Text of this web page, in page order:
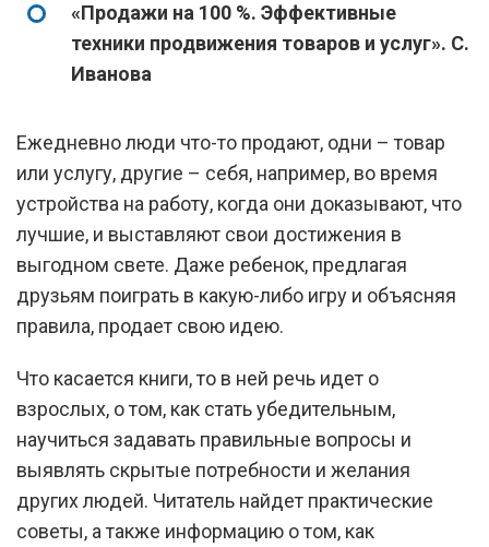
«Продажи на 100 %. Эффективные
техники продвижения товаров и услуг». С.
Иванова
Ежедневно люди что-то продают, одни – товар
или услугу, другие – себя, например, во время
устройства на работу, когда они доказывают, что
лучшие, и выставляют свои достижения в
выгодном свете. Даже ребенок, предлагая
друзьям поиграть в какую-либо игру и объясняя
правила, продает свою идею.
Что касается книги, то в ней речь идет о
взрослых, о том, как стать убедительным,
научиться задавать правильные вопросы и
выявлять скрытые потребности и желания
других людей. Читатель найдет практические
советы, а также информацию о том, как